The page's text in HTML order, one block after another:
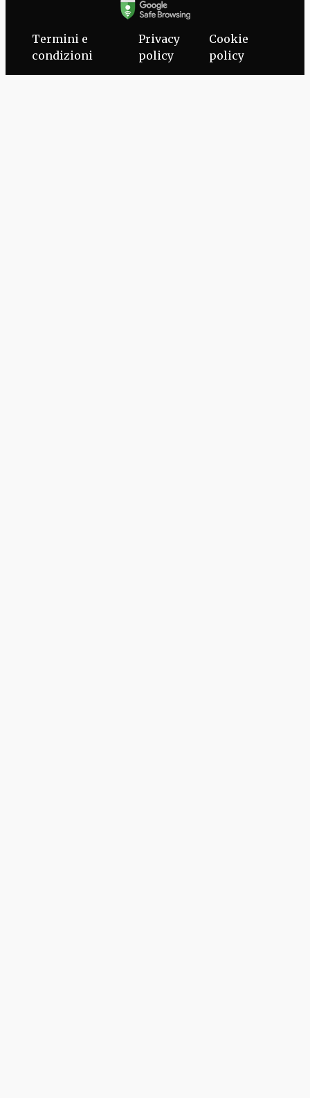
Termini e
condizioni
Privacy
policy
Cookie
policy